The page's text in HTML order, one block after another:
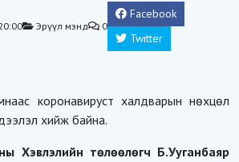
Эрүүл мэнд 0
Facebook
Twitter
коронавируст халдварын нөхцөл
хийж байна.
Хэвлэлийн төлөөлөгч Б.Ууганбаяр